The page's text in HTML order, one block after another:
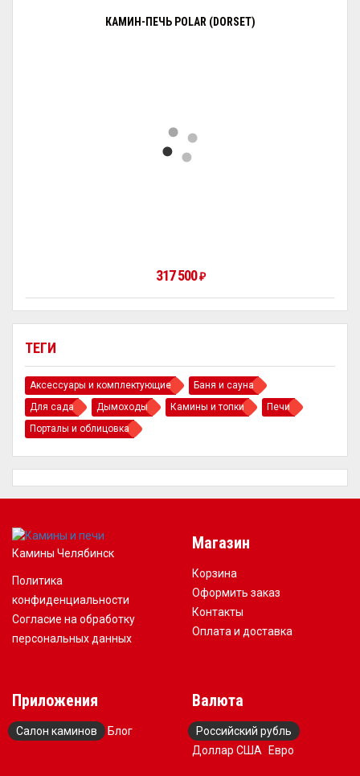
ТЕГИ
Аксессуары и комплектующие
Баня и сауна
Для сада
Дымоходы Камины и топки
Печи
Порталы и облицовка
КАМИН-ПЕЧЬ POLAR (DORSET)
317 500₽
Камины Челябинск
Политика
конфиденциальности
Согласие на обработку
персональных данных
Магазин
Корзина
Оформить заказ
Контакты
Оплата и доставка
Приложения
Салон каминов Блог
Валюта
Российский рубль
Доллар США
Евро